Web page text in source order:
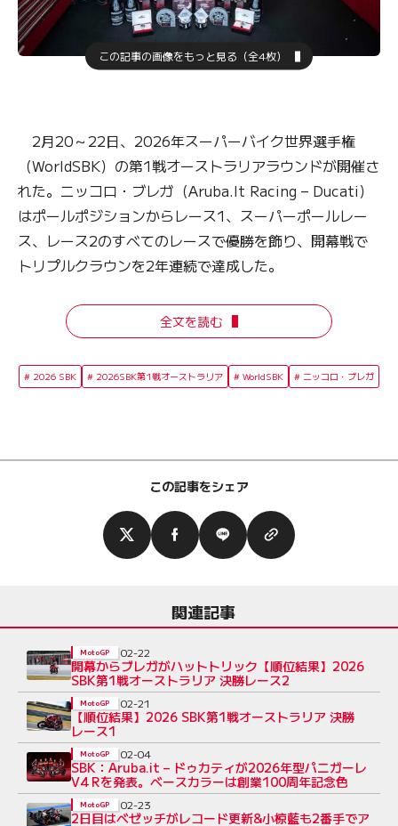
この記事の画像をもっと見る（全4枚）
2月20～22日、2026年スーパーバイク世界選手権
（WorldSBK）の第1戦オーストラリアラウンドが開催さ
れた。ニッコロ・ブレガ（Aruba.It Racing – Ducati）
はポールポジションからレース1、スーパーポールレー
ス、レース2のすべてのレースで優勝を飾り、開幕戦で
トリプルクラウンを2年連続で達成した。
全文を読む
2026 SBK 2026SBK第1戦オーストラリア WorldSBK ニッコロ・ブレガ
この記事をシェア
関連記事
開幕からブレガがハットトリック【順位結果】2026
SBK第1戦オーストラリア 決勝レース2
MotoGP 02-22
【順位結果】2026 SBK第1戦オーストラリア 決勝
レース1
MotoGP 02-21
SBK：Aruba.it – ドゥカティが2026年型パニガーレ
V4 Rを発表。ベースカラーは創業100周年記念色
MotoGP 02-04
2日目はベゼッチがレコード更新&小椋藍も2番手でア
MotoGP 02-23